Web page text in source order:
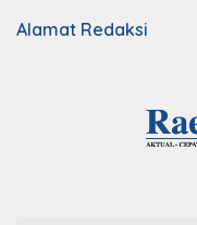
Alamat Redaksi